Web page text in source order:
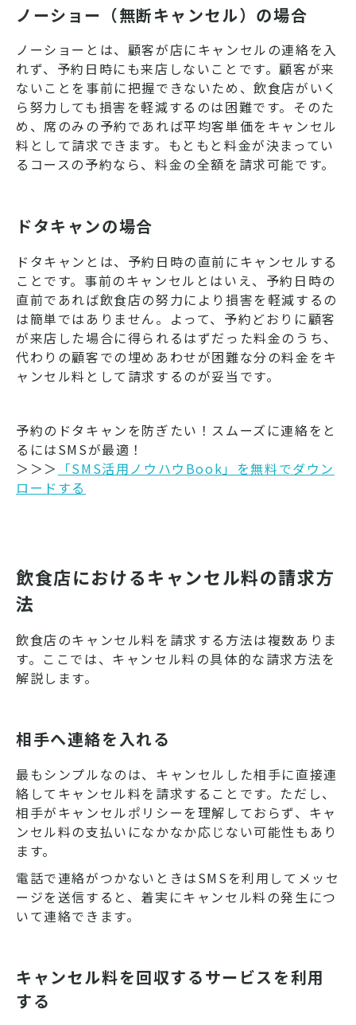
ノーショー（無断キャンセル）の場合
ノーショーとは、顧客が店にキャンセルの連絡を入
れず、予約日時にも来店しないことです。顧客が来
ないことを事前に把握できないため、飲食店がいく
ら努力しても損害を軽減するのは困難です。そのた
め、席のみの予約であれば平均客単価をキャンセル
料として請求できます。もともと料金が決まってい
るコースの予約なら、料金の全額を請求可能です。
ドタキャンの場合
ドタキャンとは、予約日時の直前にキャンセルする
ことです。事前のキャンセルとはいえ、予約日時の
直前であれば飲食店の努力により損害を軽減するの
は簡単ではありません。よって、予約どおりに顧客
が来店した場合に得られるはずだった料金のうち、
代わりの顧客での埋めあわせが困難な分の料金をキ
ャンセル料として請求するのが妥当です。
予約のドタキャンを防ぎたい！スムーズに連絡をと
るにはSMSが最適！
＞＞＞ 「SMS活用ノウハウBook」を無料でダウン
ロードする
飲食店におけるキャンセル料の請求方
法
飲食店のキャンセル料を請求する方法は複数ありま
す。ここでは、キャンセル料の具体的な請求方法を
解説します。
相手へ連絡を入れる
最もシンプルなのは、キャンセルした相手に直接連
絡してキャンセル料を請求することです。ただし、
相手がキャンセルポリシーを理解しておらず、キャ
ンセル料の支払いになかなか応じない可能性もあり
ます。
電話で連絡がつかないときはSMSを利用してメッセ
ージを送信すると、着実にキャンセル料の発生につ
いて連絡できます。
キャンセル料を回収するサービスを利用
する